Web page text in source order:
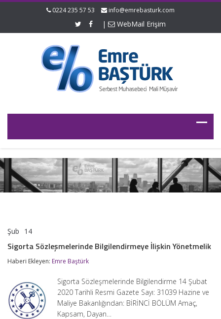
0224 235 57 53 info@emrebasturk.com
| WebMail Erişim
Şub 14
Bilgilendirmeye
Yönetmelik
Sigorta Sözleşmelerinde Bilgilendirmeye İlişkin Yönetmelik
Haberi Ekleyen: Emre Baştürk
Sigorta Sözleşmelerinde Bilgilendirme 14 Şubat
2020 Tarihli Resmi Gazete Sayı: 31039 Hazine ve
Maliye Bakanlığından: BİRİNCİ BÖLÜM Amaç,
Kapsam, Dayan…